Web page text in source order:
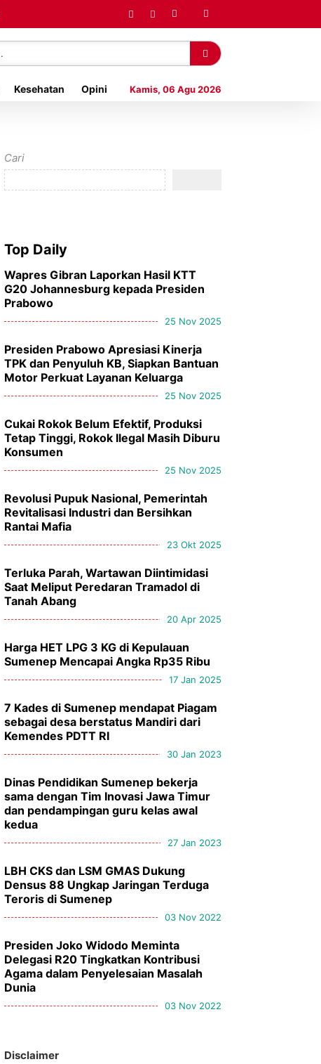
Kesehatan Opini Kamis, 06 Agu 2026
Cari
Top Daily
Wapres Gibran Laporkan Hasil KTT
G20 Johannesburg kepada Presiden
Prabowo
25 Nov 2025
Presiden Prabowo Apresiasi Kinerja
TPK dan Penyuluh KB, Siapkan Bantuan
Motor Perkuat Layanan Keluarga
25 Nov 2025
Cukai Rokok Belum Efektif, Produksi
Tetap Tinggi, Rokok Ilegal Masih Diburu
Konsumen
25 Nov 2025
Revolusi Pupuk Nasional, Pemerintah
Revitalisasi Industri dan Bersihkan
Rantai Mafia
23 Okt 2025
Terluka Parah, Wartawan Diintimidasi
Saat Meliput Peredaran Tramadol di
Tanah Abang
20 Apr 2025
Harga HET LPG 3 KG di Kepulauan
Sumenep Mencapai Angka Rp35 Ribu
17 Jan 2025
7 Kades di Sumenep mendapat Piagam
sebagai desa berstatus Mandiri dari
Kemendes PDTT RI
30 Jan 2023
Dinas Pendidikan Sumenep bekerja
sama dengan Tim Inovasi Jawa Timur
dan pendampingan guru kelas awal
kedua
27 Jan 2023
LBH CKS dan LSM GMAS Dukung
Densus 88 Ungkap Jaringan Terduga
Teroris di Sumenep
03 Nov 2022
Presiden Joko Widodo Meminta
Delegasi R20 Tingkatkan Kontribusi
Agama dalam Penyelesaian Masalah
Dunia
03 Nov 2022
Disclaimer